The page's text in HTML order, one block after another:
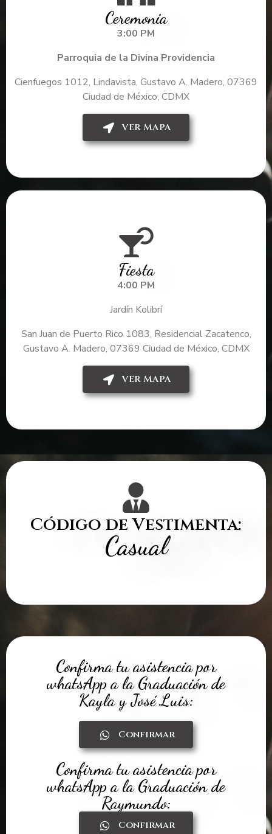
Ceremonia
3:00 PM
Parroquia de la Divina Providencia
Cienfuegos 1012, Lindavista, Gustavo A. Madero, 07369
Ciudad de México, CDMX
VER MAPA
Fiesta
4:00 PM
Jardín Kolibrí
San Juan de Puerto Rico 1083, Residencial Zacatenco,
Gustavo A. Madero, 07369 Ciudad de México, CDMX
VER MAPA
Código de Vestimenta:
Casual
Confirma tu asistencia por
whatsApp a la Graduación de
Kayla y José Luis:
Confirmar
Confirma tu asistencia por
whatsApp a la Graduación de
Raymundo:
Confirmar